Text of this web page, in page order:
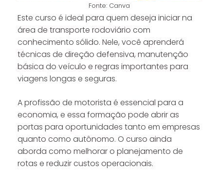
Fonte: Canva
Este curso é ideal para quem deseja iniciar na
área de transporte rodoviário com
conhecimento sólido. Nele, você aprenderá
técnicas de direção defensiva, manutenção
básica do veículo e regras importantes para
viagens longas e seguras.
A profissão de motorista é essencial para a
economia, e essa formação pode abrir as
portas para oportunidades tanto em empresas
quanto como autônomo. O curso ainda
aborda como melhorar o planejamento de
rotas e reduzir custos operacionais.